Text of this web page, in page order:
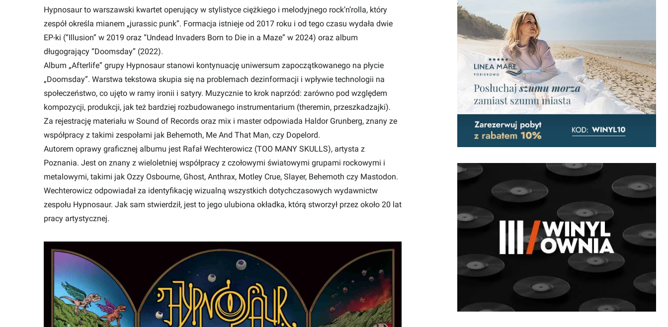
Hypnosaur to warszawski kwartet operujący w stylistyce ciężkiego i melodyjnego rock’n’rolla, który
zespół określa mianem „jurassic punk”. Formacja istnieje od 2017 roku i od tego czasu wydała dwie
EP-ki (“Illusion” w 2019 oraz “Undead Invaders Born to Die in a Maze” w 2024) oraz album
długogrający “Doomsday” (2022).
Album „Afterlife” grupy Hypnosaur stanowi kontynuację uniwersum zapoczątkowanego na płycie
„Doomsday”. Warstwa tekstowa skupia się na problemach dezinformacji i wpływie technologii na
społeczeństwo, co ujęto w ramy ironii i satyry. Muzycznie to krok naprzód: zarówno pod względem
kompozycji, produkcji, jak też bardziej rozbudowanego instrumentarium (theremin, przeszkadzajki).
Za rejestrację materiału w Sound of Records oraz mix i master odpowiada Haldor Grunberg, znany ze
współpracy z takimi zespołami jak Behemoth, Me And That Man, czy Dopelord.
Autorem oprawy graficznej albumu jest Rafał Wechterowicz (TOO MANY SKULLS), artysta z
Poznania. Jest on znany z wieloletniej współpracy z czołowymi światowymi grupami rockowymi i
metalowymi, takimi jak Ozzy Osbourne, Ghost, Anthrax, Motley Crue, Slayer, Behemoth czy Mastodon.
Wechterowicz odpowiadał za identyfikację wizualną wszystkich dotychczasowych wydawnictw
zespołu Hypnosaur. Jak sam stwierdził, jest to jego ulubiona okładka, którą stworzył przez około 20 lat
pracy artystycznej.